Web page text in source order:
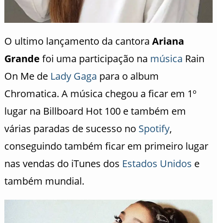
O ultimo lançamento da cantora Ariana
Grande foi uma participação na música Rain
On Me de Lady Gaga para o album
Chromatica. A música chegou a ficar em 1º
lugar na Billboard Hot 100 e também em
várias paradas de sucesso no Spotify,
conseguindo também ficar em primeiro lugar
nas vendas do iTunes dos Estados Unidos e
também mundial.